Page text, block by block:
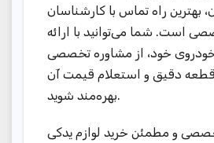
بهترین راه تماس با کارشناسان
است. شما می‌توانید با ارائه
خود، از مشاوره تخصصی
دقیق و استعلام قیمت آن
بهره‌مند شوید.
و مطمئن خرید لوازم یدکی